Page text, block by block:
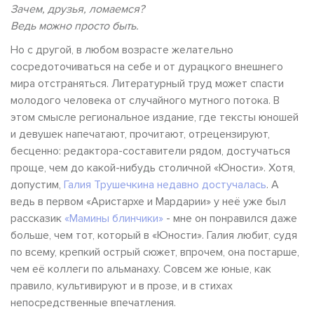
Зачем, друзья, ломаемся?
Ведь можно просто быть.
Но с другой, в любом возрасте желательно
сосредоточиваться на себе и от дурацкого внешнего
мира отстраняться. Литературный труд может спасти
молодого человека от случайного мутного потока. В
этом смысле региональное издание, где тексты юношей
и девушек напечатают, прочитают, отрецензируют,
бесценно: редактора-составители рядом, достучаться
проще, чем до какой-нибудь столичной «Юности». Хотя,
допустим, Галия Трушечкина недавно достучалась. А
ведь в первом «Аристархе и Мардарии» у неё уже был
рассказик «Мамины блинчики» - мне он понравился даже
больше, чем тот, который в «Юности». Галия любит, судя
по всему, крепкий острый сюжет, впрочем, она постарше,
чем её коллеги по альманаху. Совсем же юные, как
правило, культивируют и в прозе, и в стихах
непосредственные впечатления.